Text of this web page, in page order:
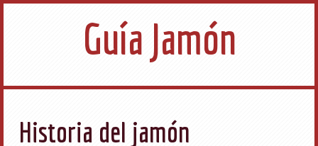
Guía Jamón
Historia del jamón